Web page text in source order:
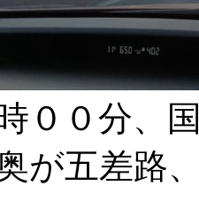
００分、
が五差路